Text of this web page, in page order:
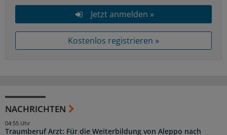
Jetzt anmelden »
Kostenlos registrieren »
NACHRICHTEN
Traumberuf Arzt: Für die Weiterbildung von Aleppo nach
04:55 Uhr